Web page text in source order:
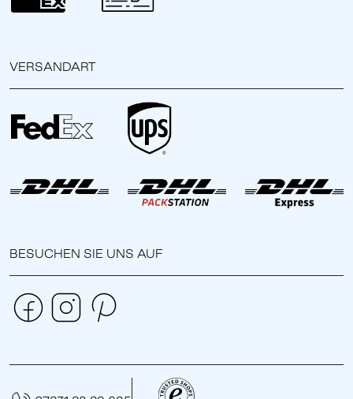
VERSANDART
BESUCHEN SIE UNS AUF